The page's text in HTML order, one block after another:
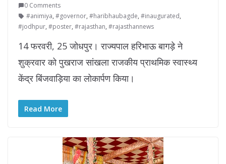
0 Comments
#animiya, #governor, #haribhaubagde, #inaugurated,
#jodhpur, #poster, #rajasthan, #rajasthannews
14 फरवरी, 25 जोधपुर। राज्यपाल हरिभाऊ बागड़े ने
शुक्रवार को पुखराज सांखला राजकीय प्राथमिक स्वास्थ्य
केंद्र बिंजवाड़िया का लोकार्पण किया।
Read More